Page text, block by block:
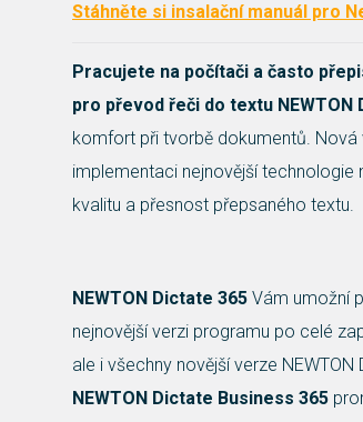
Stáhněte si insalační manuál pro
Pracujete na počítači a často
pro převod řeči do textu NEWTON
komfort při tvorbě dokumentů. Nová
implementaci nejnovější technologie
kvalitu a přesnost přepsaného textu.
NEWTON Dictate 365 Vám umožní
nejnovější verzi programu po celé
ale i všechny novější verze NEWTON
NEWTON Dictate Business 365